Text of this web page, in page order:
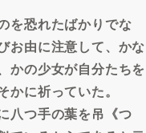
を恐れたばかりでな
お由に注意して、かな
かの少女が自分たちを
に祈っていた。
八つ手の葉を吊《つ